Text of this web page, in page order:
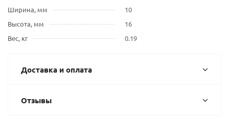
Ширина, мм
10
Высота, мм
16
Вес, кг
0.19
Доставка и оплата
Отзывы